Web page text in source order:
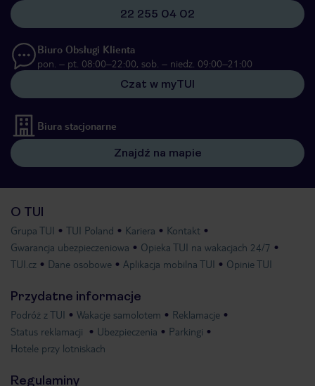
22 255 04 02
Biuro Obsługi Klienta
pon. – pt. 08:00–22:00, sob. – niedz. 09:00–21:00
Czat w myTUI
Biura stacjonarne
Znajdź na mapie
O TUI
Grupa TUI TUI Poland Kariera
Kontakt
Gwarancja ubezpieczeniowa
Opieka TUI na wakacjach 24/7
TUI.cz
Dane osobowe Aplikacja mobilna TUI Opinie TUI
Przydatne informacje
Podróż z TUI Wakacje samolotem
Reklamacje
Status reklamacji
Ubezpieczenia
Parkingi
Hotele przy lotniskach
Regulaminy